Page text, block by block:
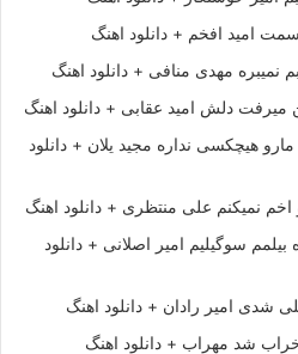
امید افخم + دانلود اهنگ
نمیبره مهدی منافی + دانلود اهنگ
دلش امید عقابی + دانلود اهنگ
مارو هیچکسی نداره مجید یلان + دانلود
اخم نمیکنم علی منتظری + دانلود اهنگ
سوگیلیم امیر اصلانی + دانلود
شدی امیر رادان + دانلود اهنگ
شد مهراب + دانلود اهنگ